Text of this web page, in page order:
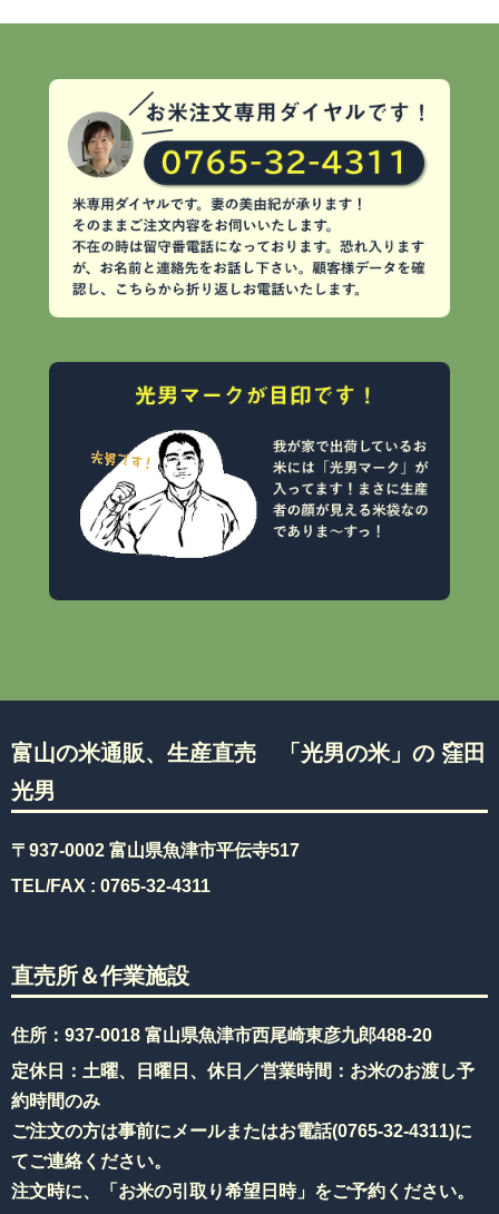
富山の米通販、生産直売 「光男の米」の 窪田
光男
〒937-0002 富山県魚津市平伝寺517
TEL/FAX : 0765-32-4311
直売所＆作業施設
住所：937-0018 富山県魚津市西尾崎東彦九郎488-20
定休日：土曜、日曜日、休日／営業時間：お米のお渡し予
約時間のみ
ご注文の方は事前にメールまたはお電話(0765-32-4311)に
てご連絡ください。
注文時に、「お米の引取り希望日時」をご予約ください。